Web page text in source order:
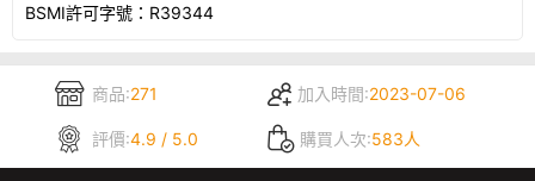
BSMI許可字號：R39344
商品:271 加入時間:2023-07-06
評價:4.9 / 5.0 購買人次:583人